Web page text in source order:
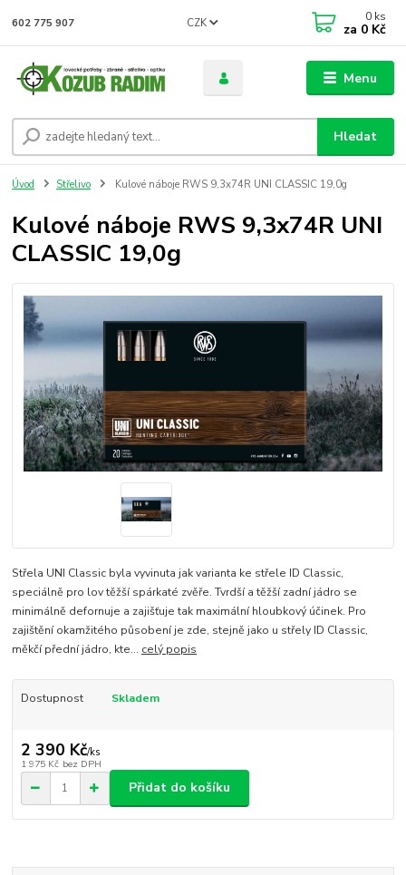
Menu
CZK
Hledat
602 775 907 0 ks
za 0 Kč
Úvod Střelivo Kulové náboje RWS 9,3x74R UNI CLASSIC 19,0g
Kulové náboje RWS 9,3x74R UNI
CLASSIC 19,0g
Střela UNI Classic byla vyvinuta jak varianta ke střele ID Classic,
speciálně pro lov těžší spárkaté zvěře. Tvrdší a těžší zadní jádro se
minimálně defornuje a zajišťuje tak maximální hloubkový účinek. Pro
zajištění okamžitého působení je zde, stejně jako u střely ID Classic,
měkčí přední jádro, kte... celý popis
Dostupnost Skladem
2 390 Kč/ks
1 975 Kč bez DPH
Přidat do košíku